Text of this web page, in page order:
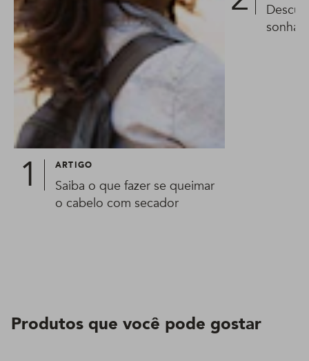
ARTIGO
Saiba o que fazer se queimar
o cabelo com secador
Produtos que você pode gostar